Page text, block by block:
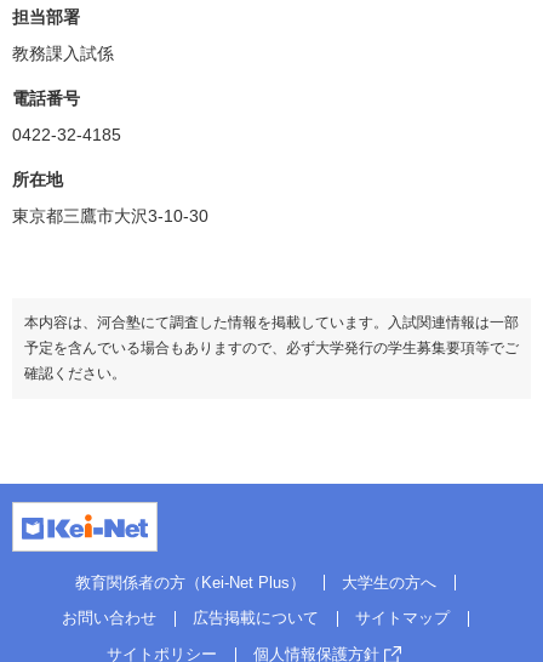
担当部署
教務課入試係
電話番号
0422-32-4185
所在地
東京都三鷹市大沢3-10-30
本内容は、河合塾にて調査した情報を掲載しています。入試関連情報は一部
予定を含んでいる場合もありますので、必ず大学発行の学生募集要項等でご
確認ください。
教育関係者の方（Kei-Net Plus）
大学生の方へ
お問い合わせ
広告掲載について
サイトマップ
サイトポリシー
個人情報保護方針